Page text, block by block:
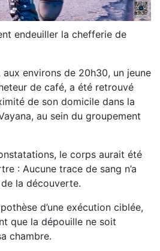
endeuiller la chefferie de
environs de 20h30, un jeune
de café, a été retrouvé
de son domicile dans la
au sein du groupement
le corps aurait été
: Aucune trace de sang n’a
la découverte.
d’une exécution ciblée,
que la dépouille ne soit
chambre.